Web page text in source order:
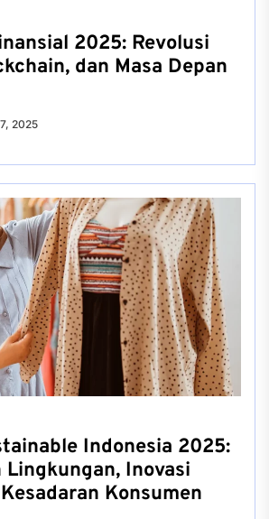
2025: Revolusi
dan Masa Depan
2025
Indonesia 2025:
Lingkungan, Inovasi
Konsumen